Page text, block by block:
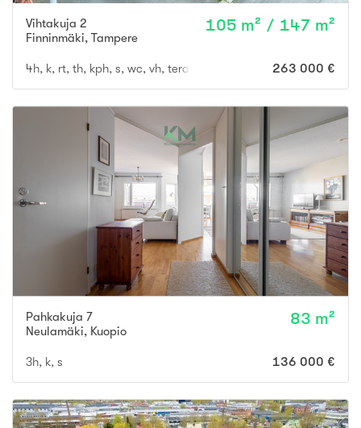
Vihtakuja 2
Finninmäki, Tampere
105 m² / 147 m²
4h, k, rt, th, kph, s, wc, vh, terassi, var, ak 263 000 €
Pahkakuja 7
Neulamäki, Kuopio
83 m²
3h, k, s 136 000 €